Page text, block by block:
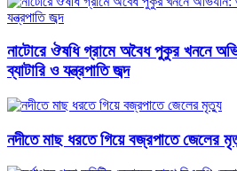
নাটোরে ঔষধি গ্রামে অবৈধ পুকুর খননে
ব্যাটারি ও যন্ত্রপাতি জব্দ
নদীতে মাছ ধরতে গিয়ে বজ্রপাতে জেলের